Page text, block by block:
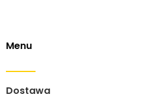
Menu
Dostawa